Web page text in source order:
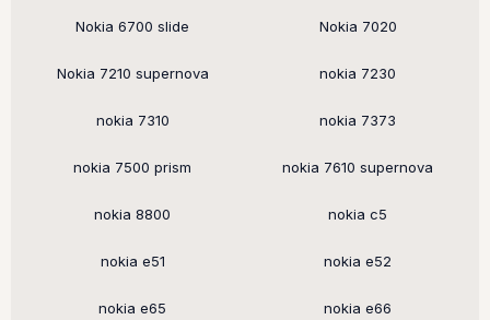
Nokia 6700 slide Nokia 7020
Nokia 7210 supernova nokia 7230
nokia 7310 nokia 7373
nokia 7500 prism nokia 7610 supernova
nokia 8800 nokia c5
nokia e51 nokia e52
nokia e65 nokia e66